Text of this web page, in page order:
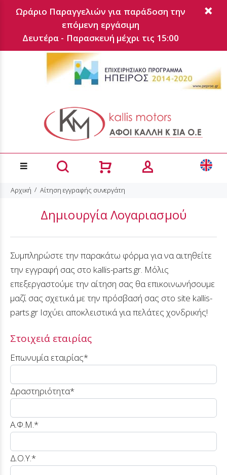
Ωράριο Παραγγελιών για παράδοση την
επόμενη εργάσιμη
Δευτέρα - Παρασκευή μέχρι τις 15:00
Αρχική Αίτηση εγγραφής συνεργάτη
Δημιουργία Λογαριασμού
Συμπληρώστε την παρακάτω φόρμα για να αιτηθείτε
την εγγραφή σας στο kallis-parts.gr. Μόλις
επεξεργαστούμε την αίτηση σας θα επικοινωνήσουμε
μαζί σας σχετικά με την πρόσβασή σας στο site kallis-
parts.gr Ισχύει αποκλειστικά για πελάτες χονδρικής!
Στοιχειά εταιρίας
Επωνυμία εταιρίας*
Δραστηριότητα*
Α.Φ.Μ.*
Δ.Ο.Υ.*